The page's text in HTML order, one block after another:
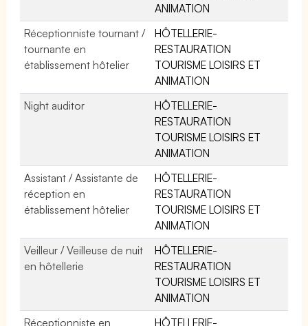
ANIMATION
Réceptionniste tournant /
tournante en
établissement hôtelier
HÔTELLERIE-
RESTAURATION
TOURISME LOISIRS ET
ANIMATION
Night auditor
HÔTELLERIE-
RESTAURATION
TOURISME LOISIRS ET
ANIMATION
Assistant / Assistante de
réception en
établissement hôtelier
HÔTELLERIE-
RESTAURATION
TOURISME LOISIRS ET
ANIMATION
Veilleur / Veilleuse de nuit
en hôtellerie
HÔTELLERIE-
RESTAURATION
TOURISME LOISIRS ET
ANIMATION
Réceptionniste en
HÔTELLERIE-